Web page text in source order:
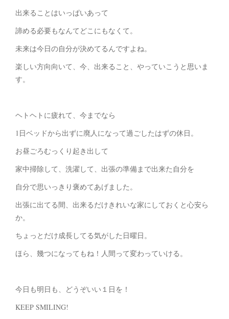
出来ることはいっぱいあって
諦める必要もなんてどこにもなくて。
未来は今日の自分が決めてるんですよね。
楽しい方向向いて、今、出来ること、やっていこうと思いま
す。
ヘトヘトに疲れて、今までなら
1日ベッドから出ずに廃人になって過ごしたはずの休日。
お昼ごろむっくり起き出して
家中掃除して、洗濯して、出張の準備まで出来た自分を
自分で思いっきり褒めてあげました。
出張に出てる間、出来るだけきれいな家にしておくと心安ら
か。
ちょっとだけ成長してる気がした日曜日。
ほら、幾つになってもね！人間って変わっていける。
今日も明日も、どうぞいい１日を！
KEEP SMILING!